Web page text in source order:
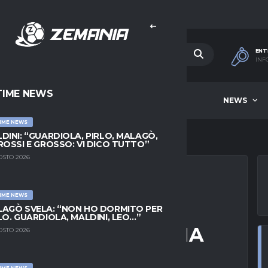
NEWS
NEWS
NEWS
“GUARDIOLA, PIRLO, MALAGÒ,
E GROSSO: VI DICO TUTTO”
2026
NEWS
SVELA: “NON HO DORMITO PER
GUARDIOLA, MALDINI, LEO…”
2026
SPAGNA:
CON IL VALENCIA